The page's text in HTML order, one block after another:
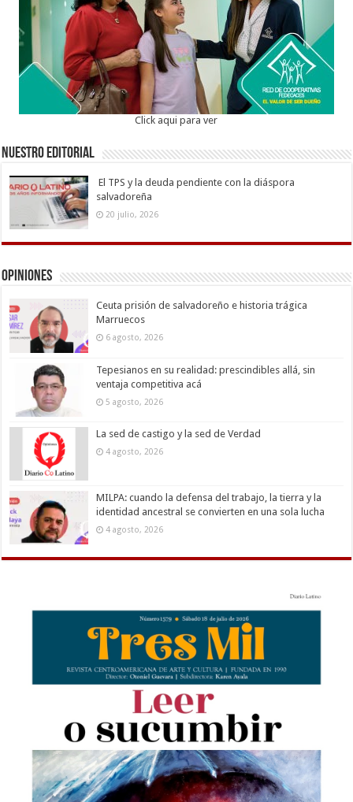
Click aqui para ver
Nuestro Editorial
El TPS y la deuda pendiente con la diáspora
salvadoreña
20 julio, 2026
Opiniones
Ceuta prisión de salvadoreño e historia trágica
Marruecos
6 agosto, 2026
Tepesianos en su realidad: prescindibles allá, sin
ventaja competitiva acá
5 agosto, 2026
La sed de castigo y la sed de Verdad
4 agosto, 2026
MILPA: cuando la defensa del trabajo, la tierra y la
identidad ancestral se convierten en una sola lucha
4 agosto, 2026